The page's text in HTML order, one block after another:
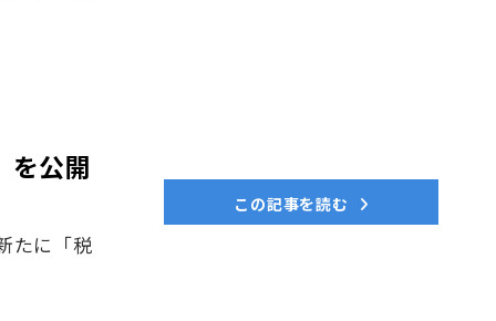
を公開
たに「税
この記事を読む